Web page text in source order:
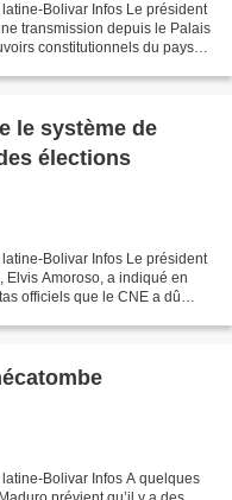
Bolivar Infos Le président
transmission depuis le Palais
constitutionnels du pays
le système de
élections
Bolivar Infos Le président
Amoroso, a indiqué en
officiels que le CNE a dû
Bolivar Infos A quelques